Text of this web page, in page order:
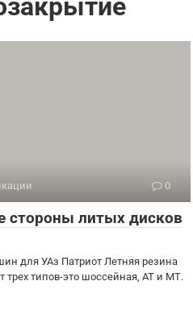
0
стороны литых дисков
для УАз Патриот Летняя резина
трех типов-это шоссейная, АТ и МТ.